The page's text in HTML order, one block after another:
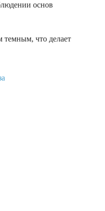
основ
темным, что делает